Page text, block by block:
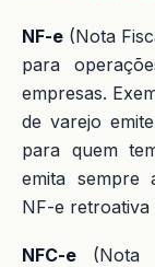
NF-e (Nota
para
empresas.
de varejo
para quem
emita sempre
NF-e
NFC-e (Nota